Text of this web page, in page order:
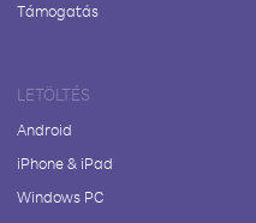
Támogatás
LETÖLTÉS
Android
iPhone & iPad
Windows PC